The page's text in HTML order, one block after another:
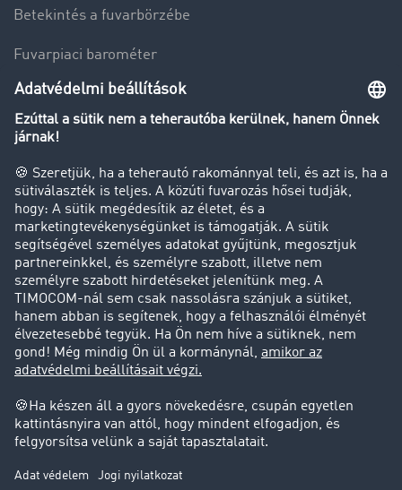
Betekintés a fuvarbörzébe
Fuvarpiaci barométer
Transzportlexikon
Tehergépkocsi-forgalomkorlátozás
Cég
Sikertörténetek
Ügyfél hoz ügyfelet
Jogi információk
Impresszum
Adatvédelem
süti-beállítások